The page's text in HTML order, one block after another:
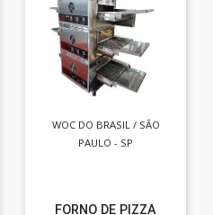
WOC DO BRASIL / SÃO
PAULO - SP
FORNO DE PIZZA